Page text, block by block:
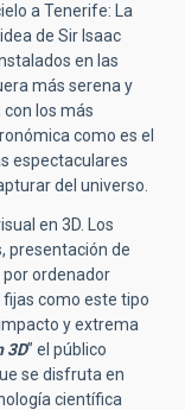
a Tenerife: La
de Sir Isaac
en las
más serena y
con los más
como es el
espectaculares
del universo.
en 3D. Los
presentación de
ordenador
como este tipo
y extrema
3D” el público
se disfruta en
científica